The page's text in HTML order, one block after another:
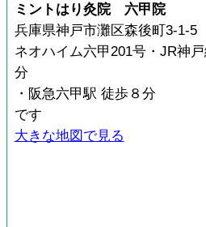
ミントはり灸院 六甲院
兵庫県神戸市灘区森後町3-1-5
ネオハイム六甲201号・JR神
分
・阪急六甲駅 徒歩８分
です
大きな地図で見る